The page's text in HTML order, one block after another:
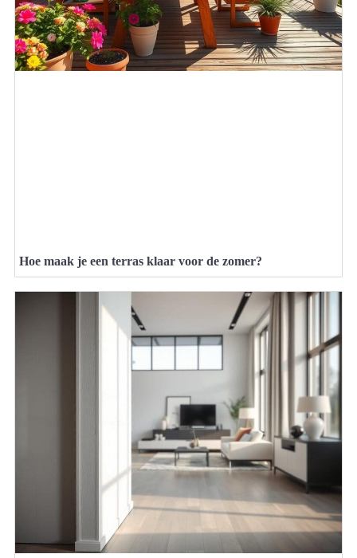
Hoe maak je een terras klaar voor de zomer?